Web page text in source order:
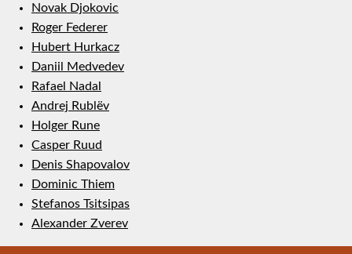
Novak Djokovic
Roger Federer
Hubert Hurkacz
Daniil Medvedev
Rafael Nadal
Andrej Rublëv
Holger Rune
Casper Ruud
Denis Shapovalov
Dominic Thiem
Stefanos Tsitsipas
Alexander Zverev